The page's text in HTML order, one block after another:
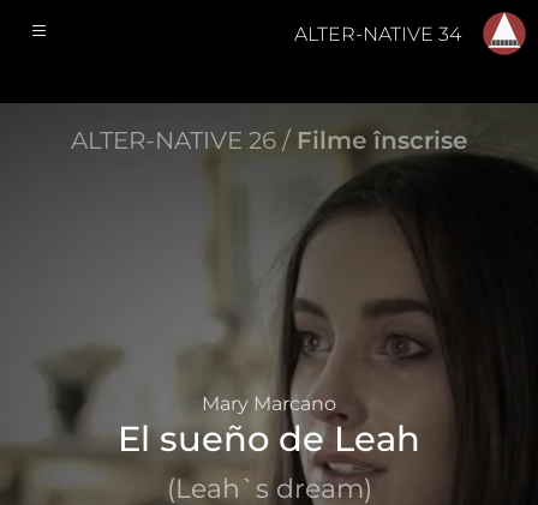
ALTER-NATIVE 34
ALTER-NATIVE 26 / Filme înscrise
Mary Marcano
El sueño de Leah
(Leah`s dream)